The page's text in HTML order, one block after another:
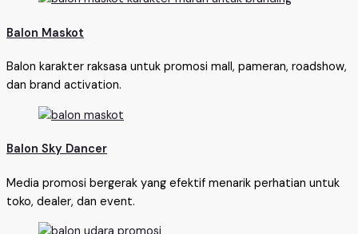
Balon Maskot
Balon karakter raksasa untuk promosi mall, pameran, roadshow,
dan brand activation.
Balon Sky Dancer
Media promosi bergerak yang efektif menarik perhatian untuk
toko, dealer, dan event.